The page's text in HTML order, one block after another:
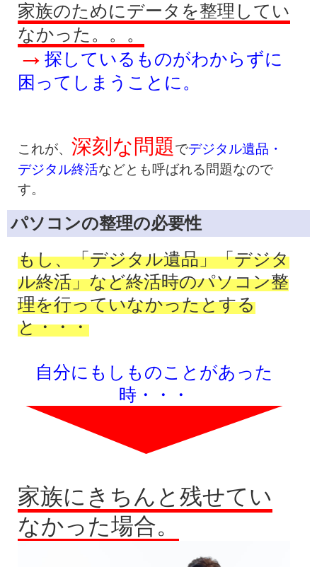
家族のためにデータを整理してい
なかった。。。
→探しているものがわからずに
困ってしまうことに。
これが、 深刻な問題でデジタル遺品・
デジタル終活などとも呼ばれる問題なので
す。
パソコンの整理の必要性
もし、「デジタル遺品」「デジタ
ル終活」など終活時のパソコン整
理を行っていなかったとする
と・・・
自分にもしものことがあった
時・・・
家族にきちんと残せてい
なかった場合。